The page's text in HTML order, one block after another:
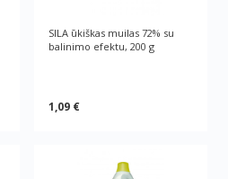
SILA ūkiškas muilas 72% su
balinimo efektu, 200 g
1,09 €